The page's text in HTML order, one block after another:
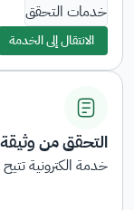
خدمات التحقق
التحقق من وثيقة
خدمة الكترونية